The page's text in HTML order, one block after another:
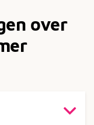
over